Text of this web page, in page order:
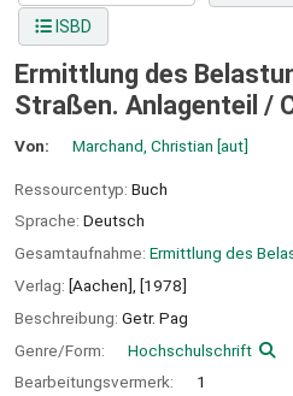
ISBD
Ermittlung des
Straßen. Anlagenteil /
Von: Marchand, Christian [aut]
Ressourcentyp: Buch
Sprache: Deutsch
Gesamtaufnahme: Ermittlung des
Verlag: [Aachen],
[1978]
Beschreibung: Getr. Pag
Genre/Form:
Hochschulschrift
Bearbeitungsvermerk:
1